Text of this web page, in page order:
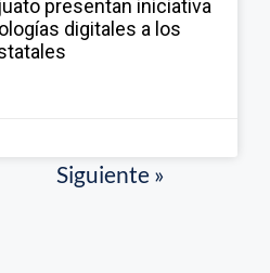
presentan iniciativa
digitales a los
Siguiente »